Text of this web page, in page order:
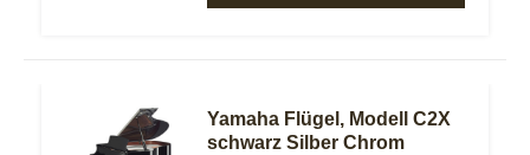
Yamaha Flügel, Modell C2X
schwarz Silber Chrom